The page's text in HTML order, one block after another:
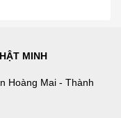
MINH
Hoàng Mai - Thành